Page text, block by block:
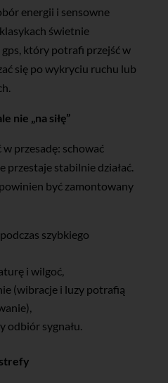
energii i sensowne
świetnie
który potrafi przejść w
się po wykryciu ruchu lub
nie „na siłę”
przesadę: schować
przestaje stabilnie działać.
być zamontowany
szybkiego
i wilgoć,
(wibracje i luzy potrafią
odbiór sygnału.